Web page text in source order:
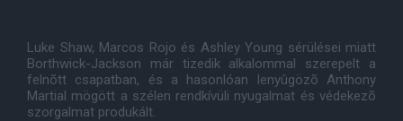
Luke Shaw, Marcos Rojo és Ashley Young sérülései miatt
Borthwick-Jackson már tizedik alkalommal szerepelt a
felnõtt csapatban, és a hasonlóan lenyûgözõ Anthony
Martial mögött a szélen rendkívüli nyugalmat és védekezõ
szorgalmat produkált.